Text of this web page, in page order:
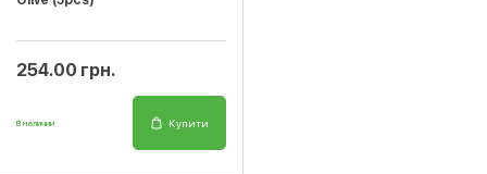
254.00 грн.
В наличии Купити